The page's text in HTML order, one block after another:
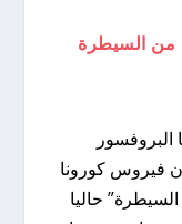
من السيطرة
فيروس كورونا
أصبح “تحت السيطرة” حاليا